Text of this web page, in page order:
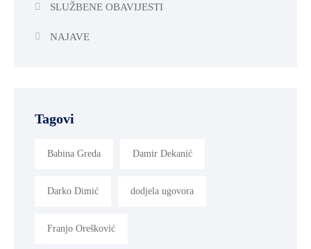
SLUŽBENE OBAVIJESTI
NAJAVE
Tagovi
Babina Greda Damir Dekanić
Darko Dimić dodjela ugovora
Franjo Orešković